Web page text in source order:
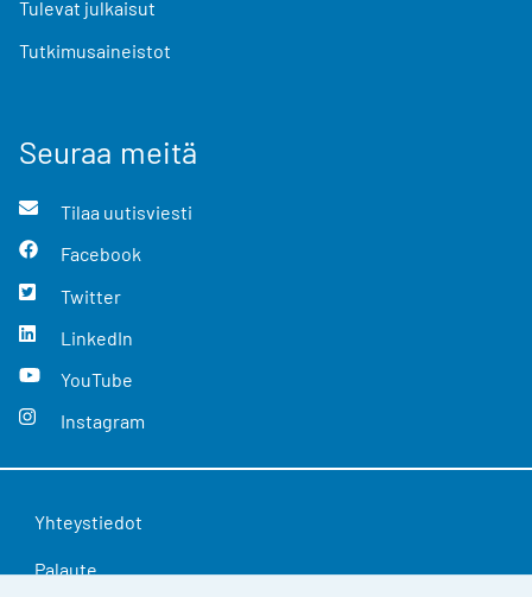
Tulevat julkaisut
Tutkimusaineistot
Seuraa meitä
Tilaa uutisviesti
Facebook
Twitter
LinkedIn
YouTube
Instagram
Yhteystiedot
Palaute